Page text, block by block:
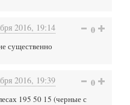
2016, 19:14 0
существенно
2016, 19:39 0
195 50 15 (черные с